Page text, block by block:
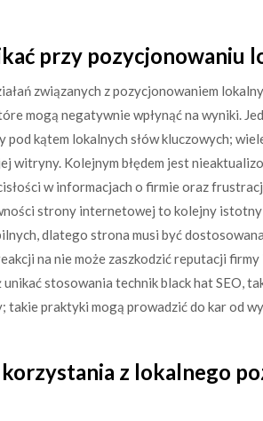
przy pozycjonowaniu
związanych z pozycjonowaniem
mogą negatywnie wpłynąć na wyniki.
kątem lokalnych słów kluczowych;
witryny. Kolejnym błędem jest
w informacjach o firmie oraz
strony internetowej to kolejny
dlatego strona musi być
na nie może zaszkodzić reputacji
stosowania technik black hat SEO,
takie praktyki mogą prowadzić do kar od
z lokalnego